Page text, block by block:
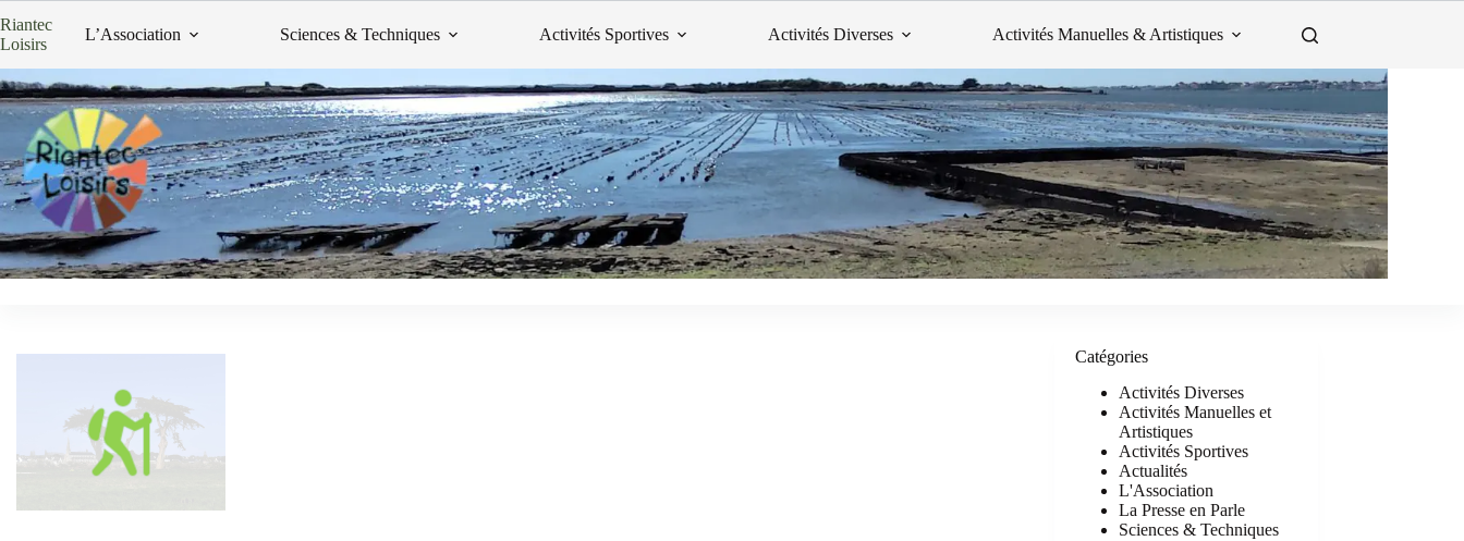
au
contenu
Riantec
Loisirs
L’Association Sciences & Techniques Activités Sportives Activités Diverses Activités Manuelles & Artistiques
Catégories
Activités Diverses
Activités Manuelles et
Artistiques
Activités Sportives
Actualités
L'Association
La Presse en Parle
Sciences & Techniques